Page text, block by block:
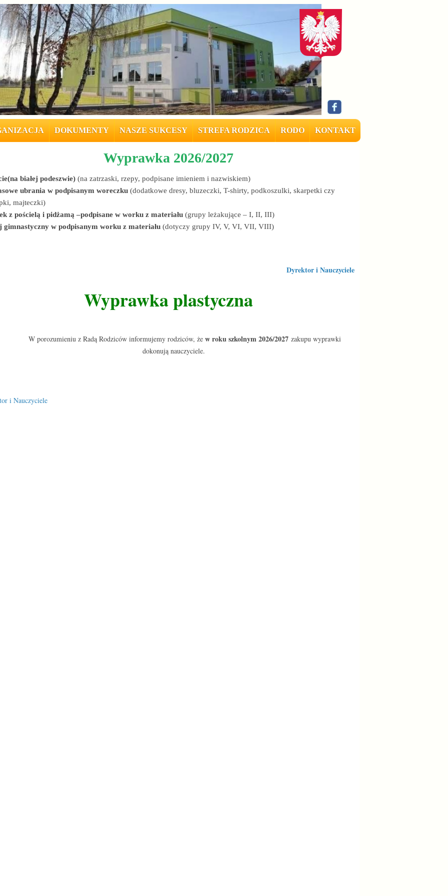
DOKUMENTY NASZE SUKCESY STREFA RODZICA RODO KONTAKT
2026)
Wyprawka 2026/2027
białej podeszwie) (na zatrzaski, rzepy, podpisane imieniem i nazwiskiem)
ubrania w podpisanym woreczku (dodatkowe dresy, bluzeczki, T-shirty, podkoszulki, skarpetki czy
majteczki)
z pościelą i pidżamą –podpisane w worku z materiału (grupy leżakujące – I, II, III)
gimnastyczny w podpisanym worku z materiału (dotyczy grupy IV, V, VI, VII, VIII)
Dyrektor i Nauczyciele
Wyprawka plastyczna
W porozumieniu z Radą Rodziców informujemy rodziców, że w roku szkolnym 2026/2027zakupu wyprawki
dokonują nauczyciele.
i Nauczyciele